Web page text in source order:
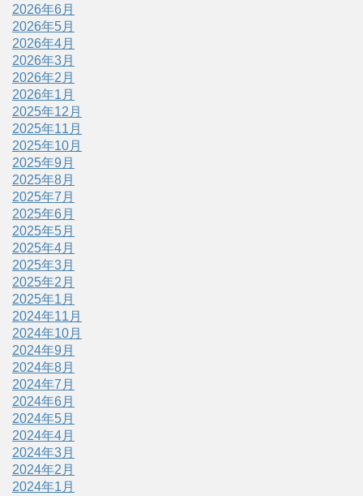
2026年6月
2026年5月
2026年4月
2026年3月
2026年2月
2026年1月
2025年12月
2025年11月
2025年10月
2025年9月
2025年8月
2025年7月
2025年6月
2025年5月
2025年4月
2025年3月
2025年2月
2025年1月
2024年11月
2024年10月
2024年9月
2024年8月
2024年7月
2024年6月
2024年5月
2024年4月
2024年3月
2024年2月
2024年1月